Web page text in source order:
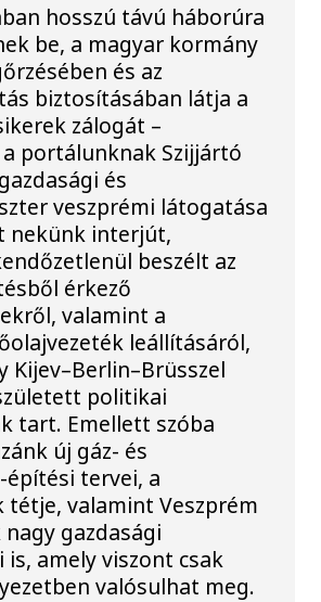
hosszú távú háborúra
be, a magyar kormány
és az
biztosításában látja a
zálogát –
portálunknak Szijjártó
és
veszprémi látogatása
nekünk interjút,
beszélt az
érkező
valamint a
leállításáról,
Kijev–Berlin–Brüsszel
politikai
tart. Emellett szóba
új gáz- és
építési tervei, a
tétje, valamint Veszprém
gazdasági
is, amely viszont csak
valósulhat meg.